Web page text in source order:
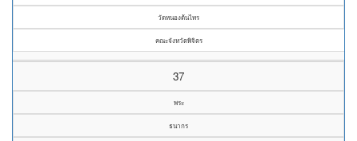
วัดหนองต้นไทร
คณะจังหวัดพิจิตร
37
พระ
ธนากร